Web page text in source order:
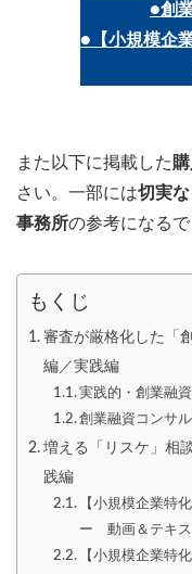
●創
●【小規模企
また以下に掲載した
さい。一部には切実
事務所の参考になるで
もくじ
審査が厳格化した「
編／実践編
実践的・創業融
創業融資コンサ
増える「リスケ」相
践編
【小規模企業特
ー 動画＆テキス
【小規模企業特